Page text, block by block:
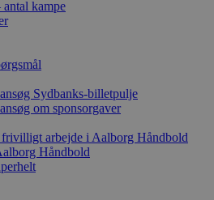
kampe
Sydbanks-billetpulje
om sponsorgaver
arbejde i Aalborg Håndbold
Håndbold